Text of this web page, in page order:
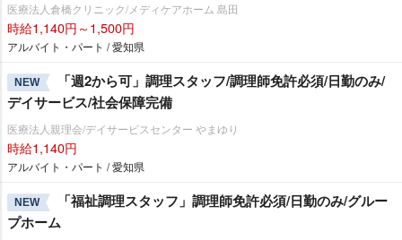
医療法人倉橋クリニック/メディケアホーム 島田
時給1,140円～1,500円
アルバイト・パート / 愛知県
NEW
「週2から可」調理スタッフ/調理師免許必須/日勤のみ/
デイサービス/社会保障完備
医療法人親理会/デイサービスセンター やまゆり
時給1,140円
アルバイト・パート / 愛知県
NEW
「福祉調理スタッフ」調理師免許必須/日勤のみ/グルー
プホーム